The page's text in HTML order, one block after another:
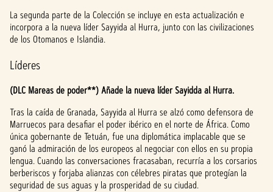
La segunda parte de la Colección se incluye en esta actualización e
incorpora a la nueva líder Sayyida al Hurra, junto con las civilizaciones
de los Otomanos e Islandia.
Líderes
(DLC Mareas de poder**) Añade la nueva líder Sayidda al Hurra.
Tras la caída de Granada, Sayyida al Hurra se alzó como defensora de
Marruecos para desafiar el poder ibérico en el norte de África. Como
única gobernante de Tetuán, fue una diplomática implacable que se
ganó la admiración de los europeos al negociar con ellos en su propia
lengua. Cuando las conversaciones fracasaban, recurría a los corsarios
berberiscos y forjaba alianzas con célebres piratas que protegían la
seguridad de sus aguas y la prosperidad de su ciudad.